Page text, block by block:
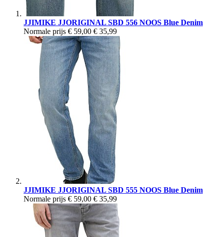
JJIMIKE JJORIGINAL SBD 556 NOOS Blue Denim
Normale prijs € 59,00 € 35,99
JJIMIKE JJORIGINAL SBD 555 NOOS Blue Denim
Normale prijs € 59,00 € 35,99